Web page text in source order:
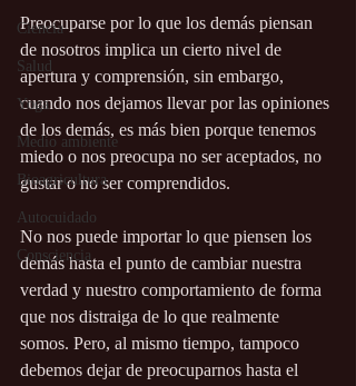
Ciencia
Salud
Yoga
Medio ambiente
Bioagricultura
Autocuidado
Consciencia
Preocuparse por lo que los demás piensan
de nosotros implica un cierto nivel de
apertura y comprensión, sin embargo,
cuando nos dejamos llevar por las opiniones
de los demás, es más bien porque tenemos
miedo o nos preocupa no ser aceptados, no
gustar o no ser comprendidos.
No nos puede importar lo que piensen los
demás hasta el punto de cambiar nuestra
verdad y nuestro comportamiento de forma
que nos distraiga de lo que realmente
somos. Pero, al mismo tiempo, tampoco
debemos dejar de preocuparnos hasta el